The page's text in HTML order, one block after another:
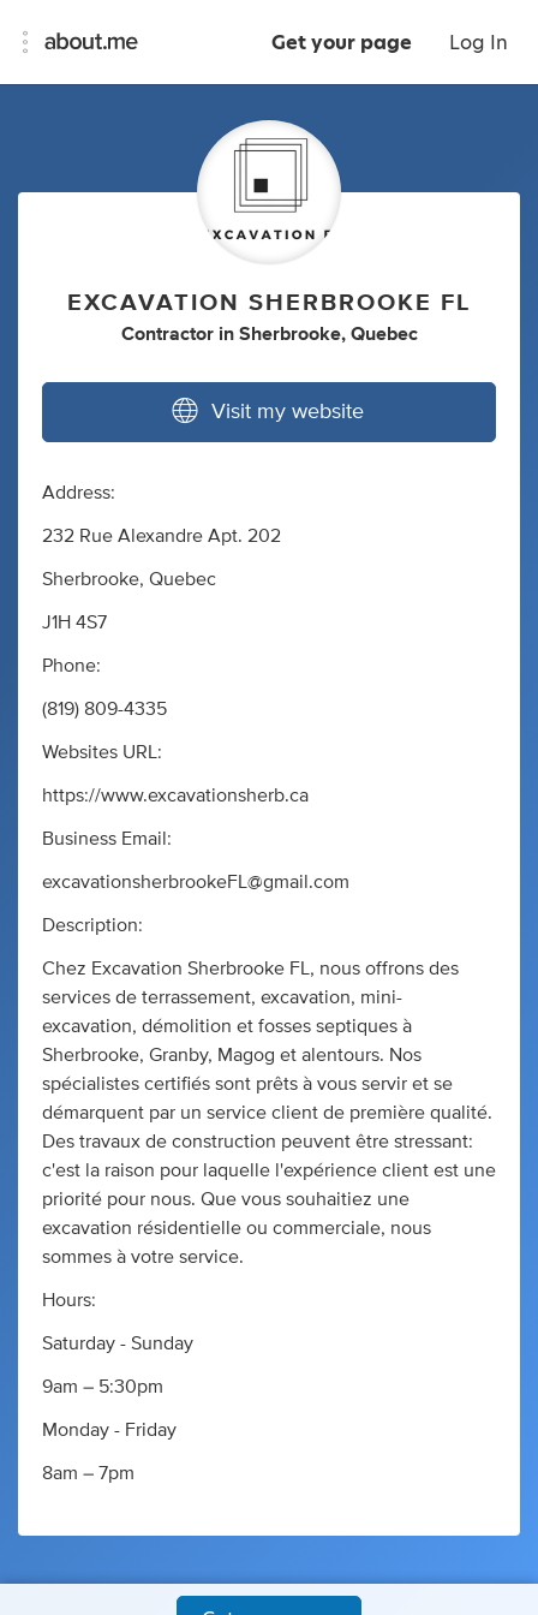
Get your page Log In
EXCAVATION SHERBROOKE FL
Contractor in Sherbrooke, Quebec
Visit my website
Address:
232 Rue Alexandre Apt. 202
Sherbrooke, Quebec
J1H 4S7
Phone:
(819) 809-4335
Websites URL:
https://www.excavationsherb.ca
Business Email:
excavationsherbrookeFL@gmail.com
Description:
Chez Excavation Sherbrooke FL, nous offrons des
services de terrassement, excavation, mini-
excavation, démolition et fosses septiques à
Sherbrooke, Granby, Magog et alentours. Nos
spécialistes certifiés sont prêts à vous servir et se
démarquent par un service client de première qualité.
Des travaux de construction peuvent être stressant:
c'est la raison pour laquelle l'expérience client est une
priorité pour nous. Que vous souhaitiez une
excavation résidentielle ou commerciale, nous
sommes à votre service.
Hours:
Saturday - Sunday
9am – 5:30pm
Monday - Friday
8am – 7pm